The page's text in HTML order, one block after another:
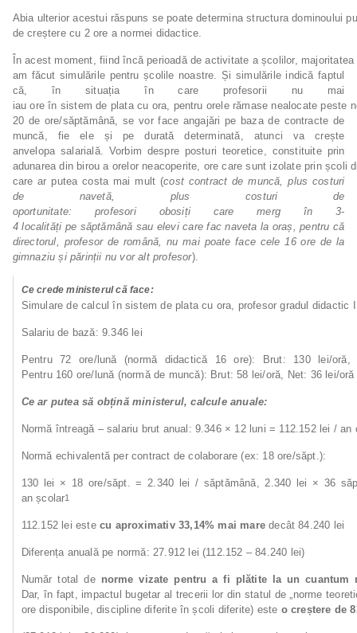
Abia ulterior acestui răspuns se poate determina structura dominoului
de creștere cu 2 ore a normei didactice.
În acest moment, fiind încă perioadă de activitate a școlilor, majoritatea
am făcut simulările pentru școlile noastre. Și simulările indică faptul
că, în situația în care profesorii nu mai
iau ore în sistem de plata cu ora, pentru orele rămase nealocate peste
20 de ore/săptămână, se vor face angajări pe baza de contracte de
muncă, fie ele și pe durată determinată, atunci va crește
anvelopa salarială. Vorbim despre posturi teoretice, constituite prin
adunarea din birou a orelor neacoperite, ore care sunt izolate prin școli
care ar putea costa mai mult (cost contract de muncă, plus costuri
de navetă, plus costuri de
oportunitate:
profesori obosiți care merg în
3-
4 localități pe săptămână sau elevi care fac naveta la oraș, pentru că
directorul, profesor de română, nu mai poate face cele 16 ore de la
gimnaziu și părinții nu vor alt profesor).
Ce crede ministerul căface:
Simulare de calcul în sistem de plata cu ora, profesor gradul didactic
Salariu de bază: 9.346 lei
Pentru 72 ore/lună (normă didactică 16 ore): Brut: 130 lei/oră,
Pentru 160 ore/lună (normă de muncă): Brut: 58 lei/oră, Net: 36 lei/oră
Ce ar putea să obțină ministerul, calcule anuale:
Normă întreagă – salariu brut anual: 9.346 × 12 luni = 112.152 lei / an
Normă echivalentă per contract de colaborare (ex: 18 ore/săpt.):
130 lei × 18 ore/săpt. = 2.340 lei / săptămână, 2.340 lei × 36
an școlar1
112.152 lei estecu aproximativ 33,14% mai mare decât 84.240 lei
Diferența anuală pe normă: 27.912 lei (112.152 – 84.240 lei)
Număr total de norme vizate pentru a fi plătite la un cuantum
Dar, în fapt, impactul bugetar al trecerii lor din statul de „norme
ore disponibile, discipline diferite în școli diferite) este o creștere de